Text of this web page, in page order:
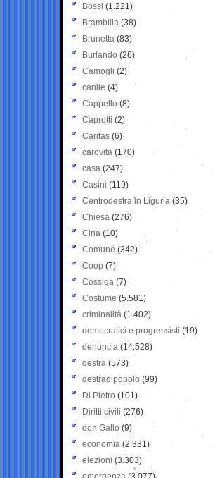
Bossi (1.221)
Brambilla (38)
Brunetta (83)
Burlando (26)
Camogli (2)
canile (4)
Cappello (8)
Caprotti (2)
Caritas (6)
carovita (170)
casa (247)
Casini (119)
Centrodestra in Liguria (35)
Chiesa (276)
Cina (10)
Comune (342)
Coop (7)
Cossiga (7)
Costume (5.581)
criminalità (1.402)
democratici e progressisti (19)
denuncia (14.528)
destra (573)
destradipopolo (99)
Di Pietro (101)
Diritti civili (276)
don Gallo (9)
economia (2.331)
elezioni (3.303)